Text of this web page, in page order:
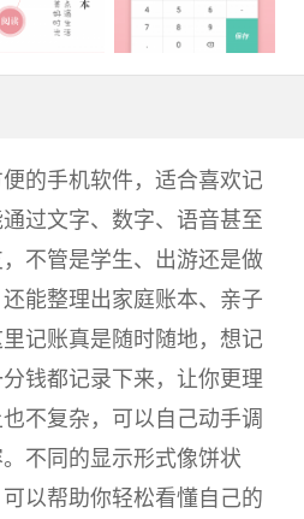
的手机软件，适合喜欢记
过文字、数字、语音甚至
不管是学生、出游还是做
能整理出家庭账本、亲子
记账真是随时随地，想记
钱都记录下来，让你更理
不复杂，可以自己动手调
不同的显示形式像饼状
以帮助你轻松看懂自己的